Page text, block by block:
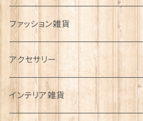
ファッション雑貨
タータンネクタイ
帽子
アクセサリー
ORTAK
インテリア雑貨